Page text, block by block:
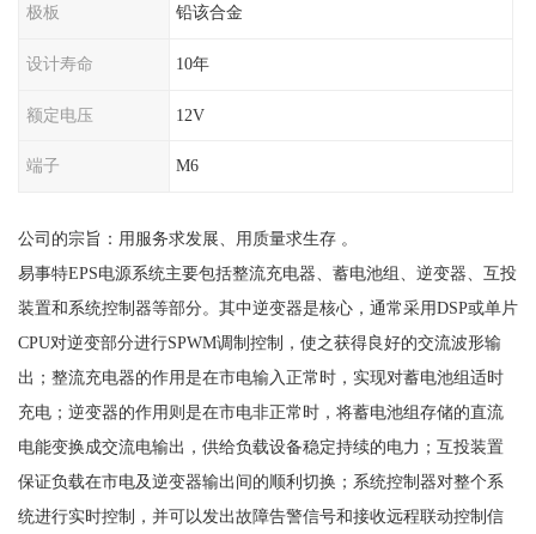
极板 铅该合金
设计寿命 10年
额定电压 12V
端子 M6
公司的宗旨：用服务求发展、用质量求生存 。
易事特EPS电源系统主要包括整流充电器、蓄电池组、逆变器、互投
装置和系统控制器等部分。其中逆变器是核心，通常采用DSP或单片
CPU对逆变部分进行SPWM调制控制，使之获得良好的交流波形输
出；整流充电器的作用是在市电输入正常时，实现对蓄电池组适时
充电；逆变器的作用则是在市电非正常时，将蓄电池组存储的直流
电能变换成交流电输出，供给负载设备稳定持续的电力；互投装置
保证负载在市电及逆变器输出间的顺利切换；系统控制器对整个系
统进行实时控制，并可以发出故障告警信号和接收远程联动控制信